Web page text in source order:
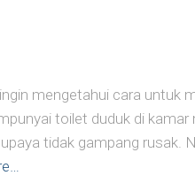
mengetahui cara untuk
toilet duduk di kamar
tidak gampang rusak.